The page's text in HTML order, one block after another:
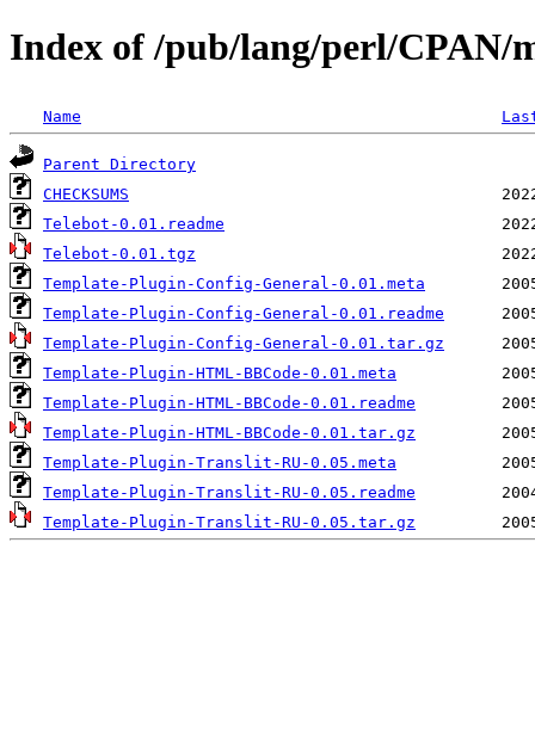
Index of /pub/lang/perl/
Name
Parent Directory
CHECKSUMS
Telebot-0.01.readme
Telebot-0.01.tgz
Template-Plugin-Config-General-0.01.meta
Template-Plugin-Config-General-0.01.readme
Template-Plugin-Config-General-0.01.tar.gz
Template-Plugin-HTML-BBCode-0.01.meta
Template-Plugin-HTML-BBCode-0.01.readme
Template-Plugin-HTML-BBCode-0.01.tar.gz
Template-Plugin-Translit-RU-0.05.meta
Template-Plugin-Translit-RU-0.05.readme
Template-Plugin-Translit-RU-0.05.tar.gz